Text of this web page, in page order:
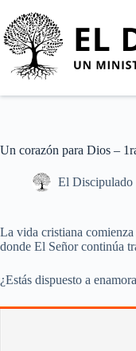
Un corazón para Dios –
El Discipulado
La vida cristiana
donde El Señor continúa
¿Estás dispuesto a